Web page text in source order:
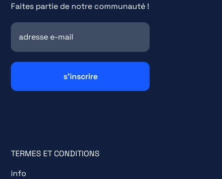
Faites partie de notre communauté !
TERMES ET CONDITIONS
info